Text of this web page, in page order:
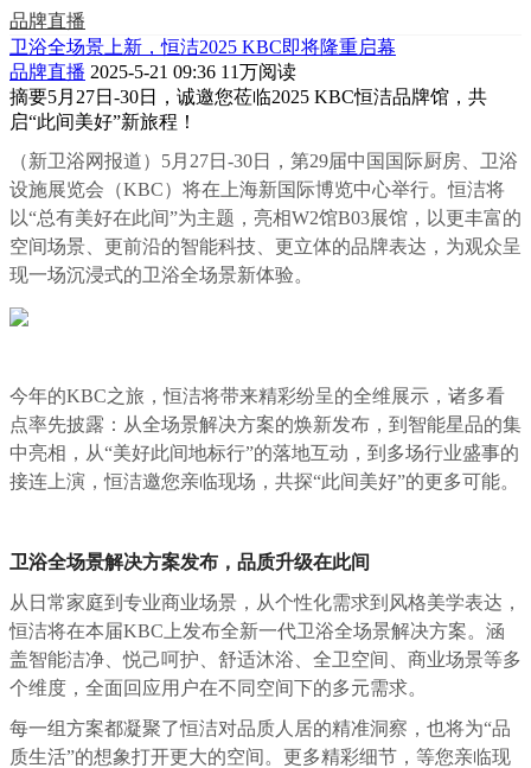
品牌直播
卫浴全场景上新，恒洁2025 KBC即将隆重启幕
品牌直播 2025-5-21 09:36 11万阅读
摘要5月27日-30日，诚邀您莅临2025 KBC恒洁品牌馆，共
启“此间美好”新旅程！
（新卫浴网报道）5月27日-30日，第29届中国国际厨房、卫浴
设施展览会（KBC）将在上海新国际博览中心举行。恒洁将
以“总有美好在此间”为主题，亮相W2馆B03展馆，以更丰富的
空间场景、更前沿的智能科技、更立体的品牌表达，为观众呈
现一场沉浸式的卫浴全场景新体验。
今年的KBC之旅，恒洁将带来精彩纷呈的全维展示，诸多看
点率先披露：从全场景解决方案的焕新发布，到智能星品的集
中亮相，从“美好此间地标行”的落地互动，到多场行业盛事的
接连上演，恒洁邀您亲临现场，共探“此间美好”的更多可能。
卫浴全场景解决方案发布，品质升级在此间
从日常家庭到专业商业场景，从个性化需求到风格美学表达，
恒洁将在本届KBC上发布全新一代卫浴全场景解决方案。涵
盖智能洁净、悦己呵护、舒适沐浴、全卫空间、商业场景等多
个维度，全面回应用户在不同空间下的多元需求。
每一组方案都凝聚了恒洁对品质人居的精准洞察，也将为“品
质生活”的想象打开更大的空间。更多精彩细节，等您亲临现